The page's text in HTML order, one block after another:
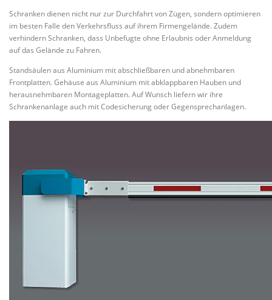
Schranken dienen nicht nur zur Durchfahrt von Zügen, sondern optimieren
im besten Falle den Verkehrsfluss auf ihrem Firmengelände. Zudem
verhindern Schranken, dass Unbefugte ohne Erlaubnis oder Anmeldung
auf das Gelände zu Fahren.
Standsäulen aus Aluminium mit abschließbaren und abnehmbaren
Frontplatten. Gehäuse aus Aluminium mit abklappbaren Hauben und
herausnehmbaren Montageplatten. Auf Wunsch liefern wir ihre
Schrankenanlage auch mit Codesicherung oder Gegensprechanlagen.